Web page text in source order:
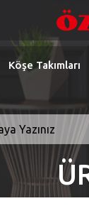
Köşe Takımları